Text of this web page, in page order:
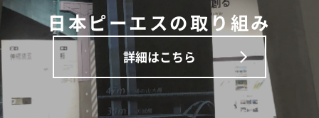
日本ピーエスの取り組み
詳細はこちら